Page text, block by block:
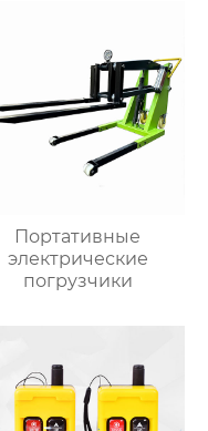
Портативные
электрические
погрузчики